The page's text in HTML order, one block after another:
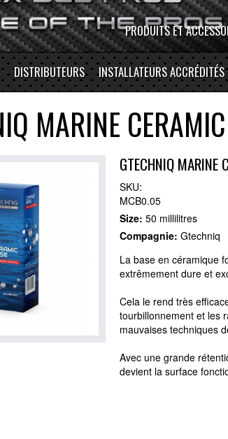
MAGASINEZ EN
DISTRIBUTEURS INSTALLATEURS ACCRÉDITÉS
MARINE
GTECHNIQ MARINE
SKU:
MCB0.05
Size: 50 millilitres
Compagnie: Gtechniq
La base en céramique
extrêmement dure et
Cela le rend très
tourbillonnement et les
mauvaises techniques
Avec une grande
devient la surface